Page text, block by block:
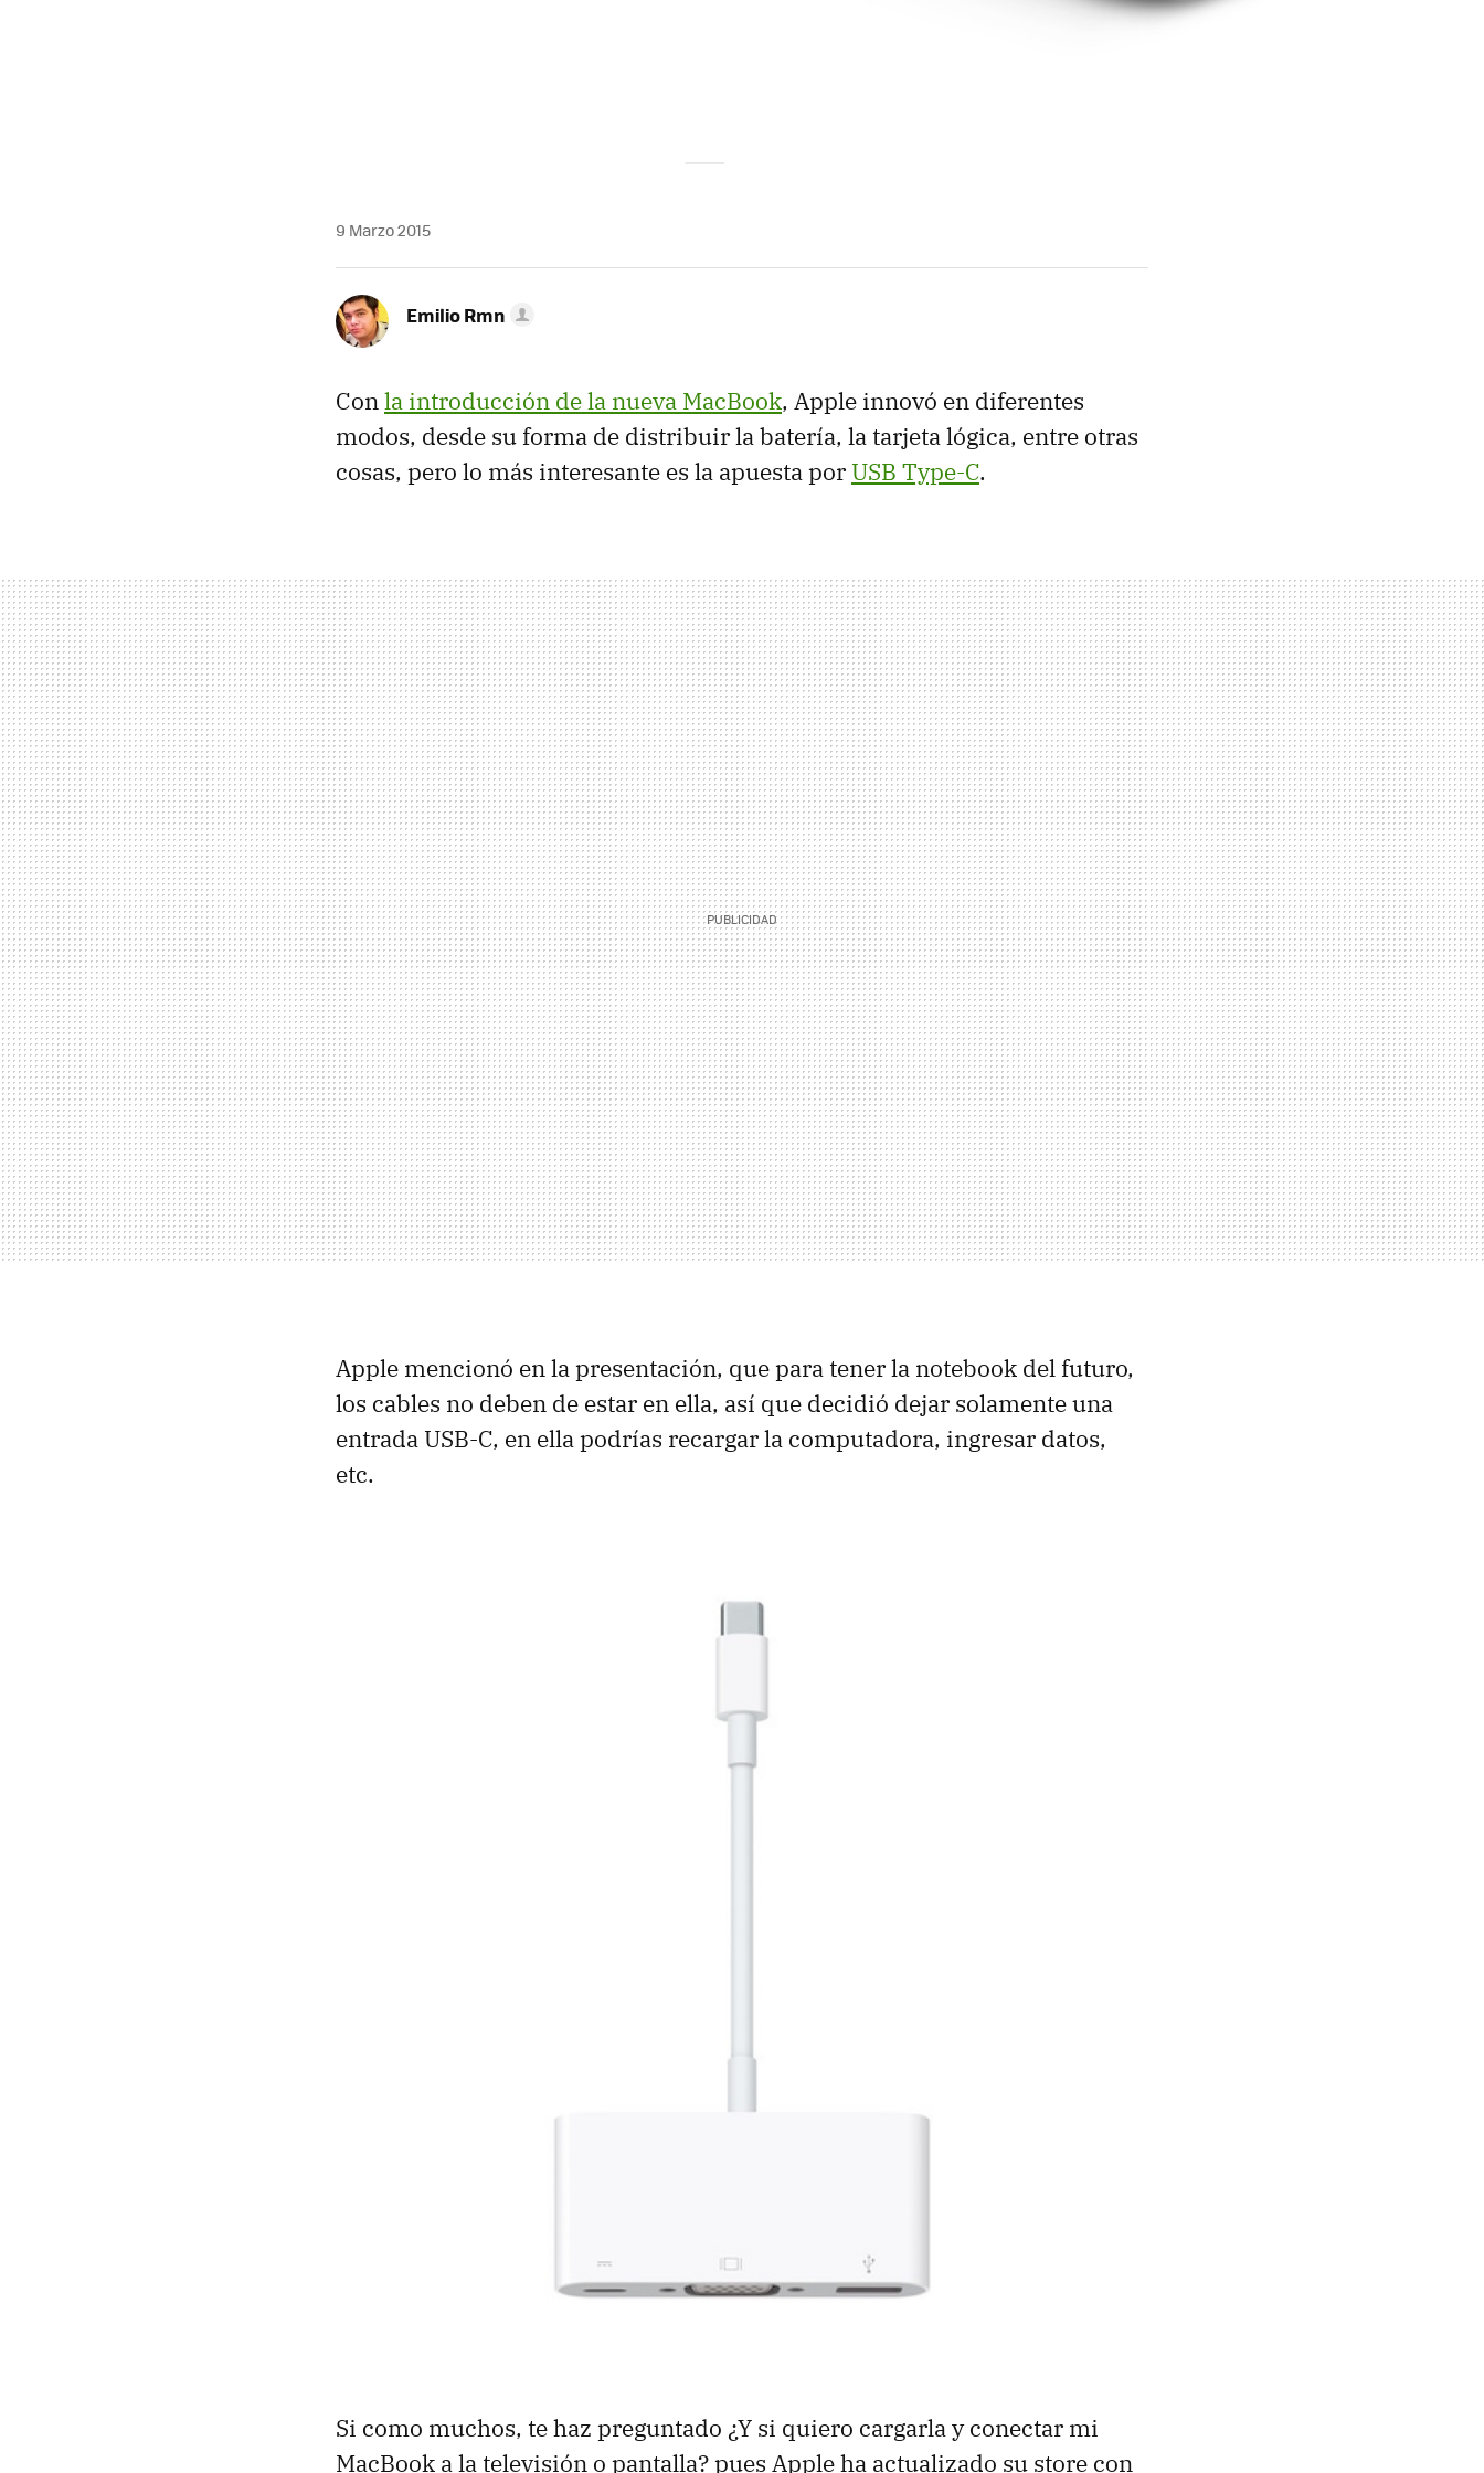
9 Marzo 2015
Emilio Rmn
Conla introducción de la nueva MacBook, Apple innovó en diferentes
modos, desde su forma de distribuir la batería, la tarjeta lógica, entre otras
cosas, pero lo más interesante es la apuesta por USB Type-C.
Apple mencionó en la presentación, que para tener la notebook del futuro,
los cables no deben de estar en ella, así que decidió dejar solamente una
entrada USB-C, en ella podrías recargar la computadora, ingresar datos,
etc.
Si como muchos, te haz preguntado ¿Y si quiero cargarla y conectar mi
MacBook a la televisión o pantalla? pues Apple ha actualizado su store con